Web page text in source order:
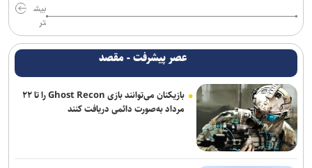
Gem یک وب‌سایت را برای هر کاربر، اختصاصی دیزاین می‌کند
بیش
تر
عصر پیشرفت - مقصد
بازیکنان می‌توانند بازی Ghost Recon را تا ۲۲
مرداد به‌صورت دائمی دریافت کنند